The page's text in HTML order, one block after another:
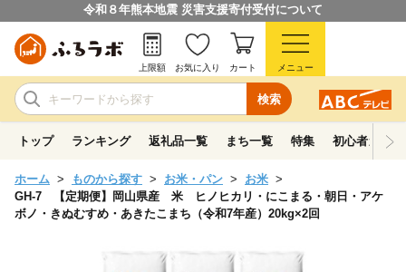
令和８年熊本地震 災害支援寄付受付について
検索
上限額 お気に入り カート メニュー
トップ ランキング 返礼品一覧 まち一覧 特集 初心者ガイド
ホーム ものから探す お米・パン
お米
GH-7 【定期便】岡山県産 米 ヒノヒカリ・にこまる・朝日・アケ
ボノ・きぬむすめ・あきたこまち（令和7年産）20kg×2回